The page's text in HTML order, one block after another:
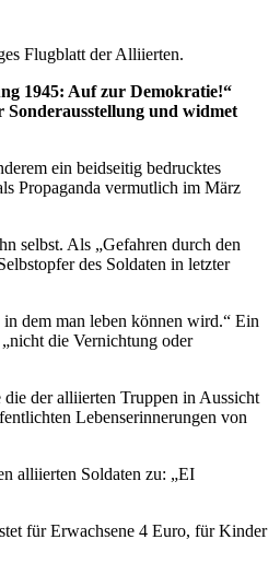
Flugblatt der Alliierten.
1945: Auf zur Demokratie!“
und widmet
ein beidseitig bedrucktes
Propaganda vermutlich im März
selbst. Als „Gefahren durch den
des Soldaten in letzter
dem man leben können wird.“ Ein
die Vernichtung oder
der alliierten Truppen in Aussicht
Lebenserinnerungen von
alliierten Soldaten zu: „EI
für Erwachsene 4 Euro, für Kinder